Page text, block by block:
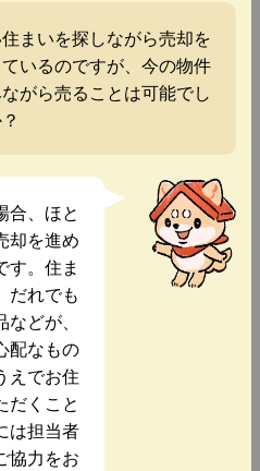
まいを探しながら売却を
いるのですが、今の物件
がら売ることは可能でし
合、ほと
却を進め
す。住ま
だれでも
どが、
配なもの
えでお住
だくこと
は担当者
協力をお